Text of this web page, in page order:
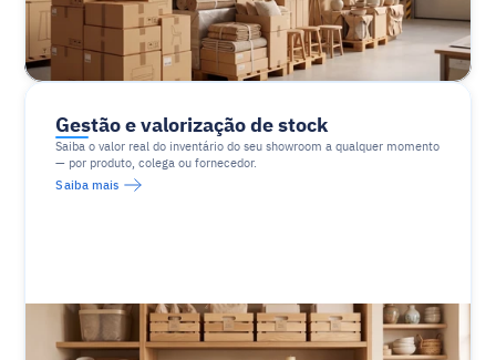
Gestão e valorização de stock
Saiba o valor real do inventário do seu showroom a qualquer momento
— por produto, colega ou fornecedor.
Saiba mais